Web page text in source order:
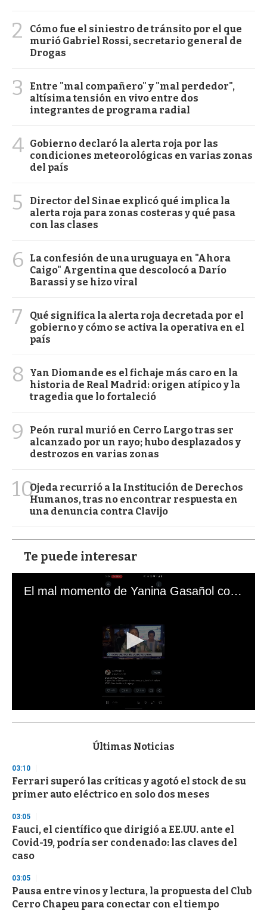
2
Cómo fue el siniestro de tránsito por el que
murió Gabriel Rossi, secretario general de
Drogas
3
Entre "mal compañero" y "mal perdedor",
altísima tensión en vivo entre dos
integrantes de programa radial
4 Gobierno declaró la alerta roja por las
condiciones meteorológicas en varias zonas
del país
5
Director del Sinae explicó qué implica la
alerta roja para zonas costeras y qué pasa
con las clases
6
La confesión de una uruguaya en "Ahora
Caigo" Argentina que descolocó a Darío
Barassi y se hizo viral
7
Qué significa la alerta roja decretada por el
gobierno y cómo se activa la operativa en el
país
8
Yan Diomande es el fichaje más caro en la
historia de Real Madrid: origen atípico y la
tragedia que lo fortaleció
9
Peón rural murió en Cerro Largo tras ser
alcanzado por un rayo; hubo desplazados y
destrozos en varias zonas
10Ojeda recurrió a la Institución de Derechos
Humanos, tras no encontrar respuesta en
una denuncia contra Clavijo
Te puede interesar
El mal momento de Yanina Gasañol con un hincha argentino en "Subrayado"
s
d
s
o
f
3
s
e
c
o
d
s
Últimas Noticias
03:10
Ferrari superó las críticas y agotó el stock de su
primer auto eléctrico en solo dos meses
03:05
Fauci, el científico que dirigió a EE.UU. ante el
Covid-19, podría ser condenado: las claves del
caso
03:05
Pausa entre vinos y lectura, la propuesta del Club
Cerro Chapeu para conectar con el tiempo